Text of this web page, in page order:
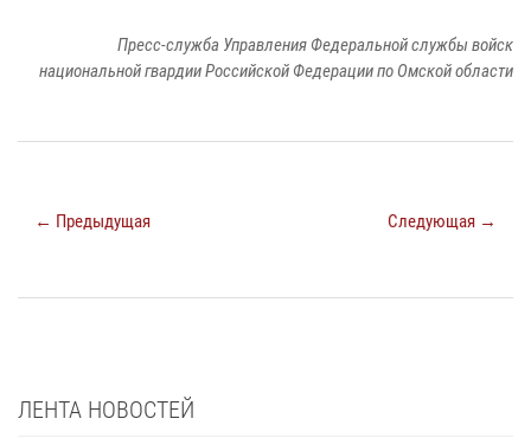
Пресс-служба Управления Федеральной службы войск
национальной гвардии Российской Федерации по Омской области
← Предыдущая Следующая →
ЛЕНТА НОВОСТЕЙ